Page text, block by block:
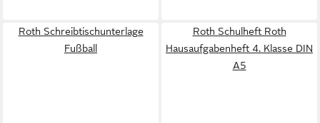
Roth Schreibtischunterlage
Fußball
Roth Schulheft Roth
Hausaufgabenheft 4. Klasse DIN
A5